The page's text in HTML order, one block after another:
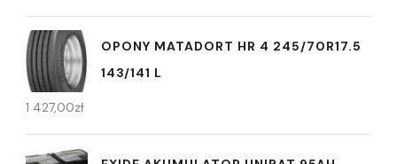
OPONY MATADORT HR 4 245/70R17.5
143/141 L
1 427,00zł